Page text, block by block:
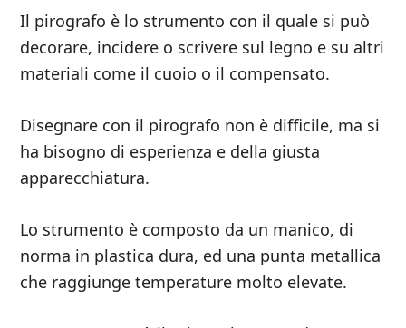
Il pirografo è lo strumento con il quale si può
decorare, incidere o scrivere sul legno e su altri
materiali come il cuoio o il compensato.
Disegnare con il pirografo non è difficile, ma si
ha bisogno di esperienza e della giusta
apparecchiatura.
Lo strumento è composto da un manico, di
norma in plastica dura, ed una punta metallica
che raggiunge temperature molto elevate.